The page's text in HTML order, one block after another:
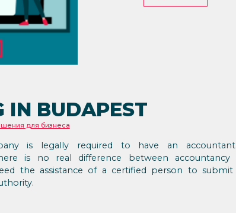
IN BUDAPEST
для бизнеса
is legally required to have an
is no real difference between accountancy
the assistance of a certified person to